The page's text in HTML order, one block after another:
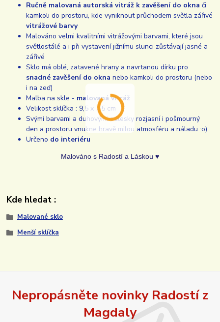
Ručně malovaná autorská vitráž k zavěšení do oknači
kamkoli do prostoru, kde vyniknout průchodem světla zářivé
vitrážové barvy
Malováno velmi kvalitními vitrážovými barvami, které jsou
světlostálé a i při vystavení jižnímu slunci zůstávají jasné a
zářivé
Sklo má oblé, zatavené hrany a navrtanou dírku pro
snadné zavěšení do okna nebo kamkoli do prostoru (nebo
i na zeď)
Malba na skle - malovaná vitráž
Velikost sklíčka : 9,5 x 7,5 cm
Svými barvami a duhovými odlesky rozjasní i pošmourný
den a prostoru vnukne hravě milou atmosféru a náladu :o)
Určeno do interiéru
Malováno s Radostí a Láskou ♥
Kde hledat :
Malované sklo
Menší sklíčka
Nepropásněte novinky Radostí z
Magdaly